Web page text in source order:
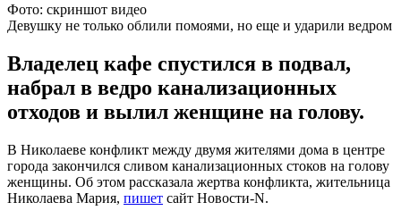
Фото: скриншот видео
Девушку не только облили помоями, но еще и ударили ведром
Владелец кафе спустился в подвал,
набрал в ведро канализационных
отходов и вылил женщине на голову.
В Николаеве конфликт между двумя жителями дома в центре
города закончился сливом канализационных стоков на голову
женщины. Об этом рассказала жертва конфликта, жительница
Николаева Мария, пишет сайт Новости-N.